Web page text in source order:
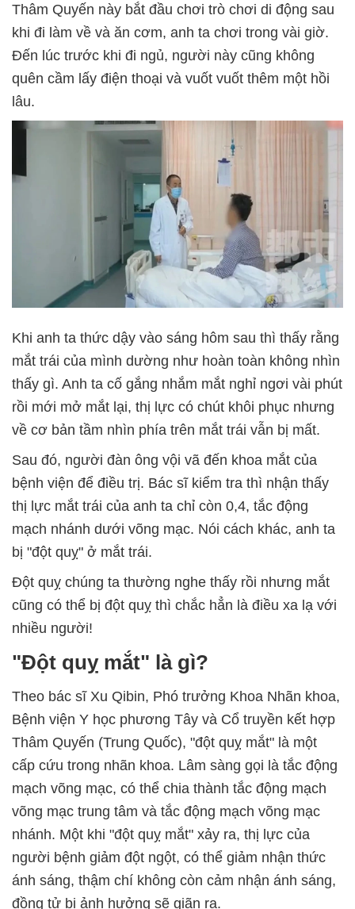
Thâm Quyến này bắt đầu chơi trò chơi di động sau
khi đi làm về và ăn cơm, anh ta chơi trong vài giờ.
Đến lúc trước khi đi ngủ, người này cũng không
quên cầm lấy điện thoại và vuốt vuốt thêm một hồi
lâu.
Khi anh ta thức dậy vào sáng hôm sau thì thấy rằng
mắt trái của mình dường như hoàn toàn không nhìn
thấy gì. Anh ta cố gắng nhắm mắt nghỉ ngơi vài phút
rồi mới mở mắt lại, thị lực có chút khôi phục nhưng
về cơ bản tầm nhìn phía trên mắt trái vẫn bị mất.
Sau đó, người đàn ông vội vã đến khoa mắt của
bệnh viện để điều trị. Bác sĩ kiểm tra thì nhận thấy
thị lực mắt trái của anh ta chỉ còn 0,4, tắc động
mạch nhánh dưới võng mạc. Nói cách khác, anh ta
bị "đột quỵ" ở mắt trái.
Đột quỵ chúng ta thường nghe thấy rồi nhưng mắt
cũng có thể bị đột quỵ thì chắc hẳn là điều xa lạ với
nhiều người!
"Đột quỵ mắt" là gì?
Theo bác sĩ Xu Qibin, Phó trưởng Khoa Nhãn khoa,
Bệnh viện Y học phương Tây và Cổ truyền kết hợp
Thâm Quyến (Trung Quốc), "đột quỵ mắt" là một
cấp cứu trong nhãn khoa. Lâm sàng gọi là tắc động
mạch võng mạc, có thể chia thành tắc động mạch
võng mạc trung tâm và tắc động mạch võng mạc
nhánh. Một khi "đột quỵ mắt" xảy ra, thị lực của
người bệnh giảm đột ngột, có thể giảm nhận thức
ánh sáng, thậm chí không còn cảm nhận ánh sáng,
đồng tử bị ảnh hưởng sẽ giãn ra.